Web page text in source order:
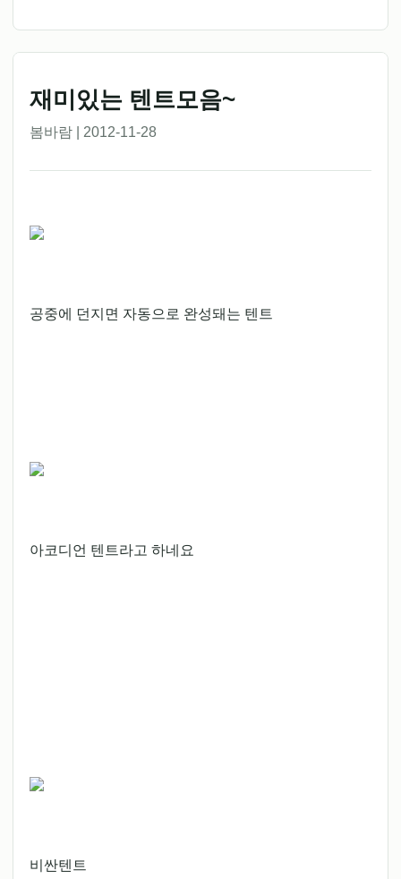
재미있는 텐트모음~
봄바람 | 2012-11-28
공중에 던지면 자동으로 완성돼는 텐트
아코디언 텐트라고 하네요
비싼텐트